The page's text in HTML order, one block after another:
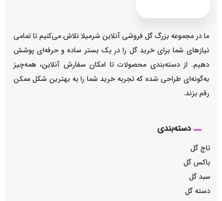
ما در مجموعه بزرگ گل فروشی آنلاین شرمیلا تلاش می‌کنیم تا تمامی
نیازهای شما برای خرید گل را در یک بستر ساده و حرفه‌ای پوشش
دهیم. از دسته‌بندی محصولات تا امکان سفارش آنلاین، همه‌چیز
به‌گونه‌ای طراحی شده که تجربه خرید شما را به بهترین شکل ممکن
رقم بزند.
دسته‌بندی
تاج گل
باکس گل
سبد گل
دسته گل